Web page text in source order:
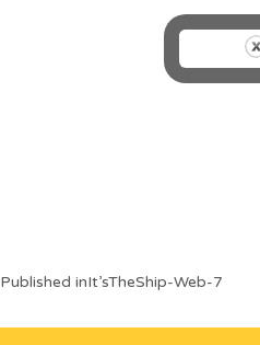
Post
navigation
Published inIt’sTheShip-Web-7